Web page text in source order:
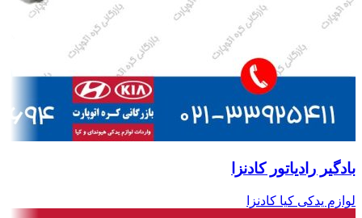
بادگیر رادیاتور کادنزا
لوازم یدکی کیا کادنزا